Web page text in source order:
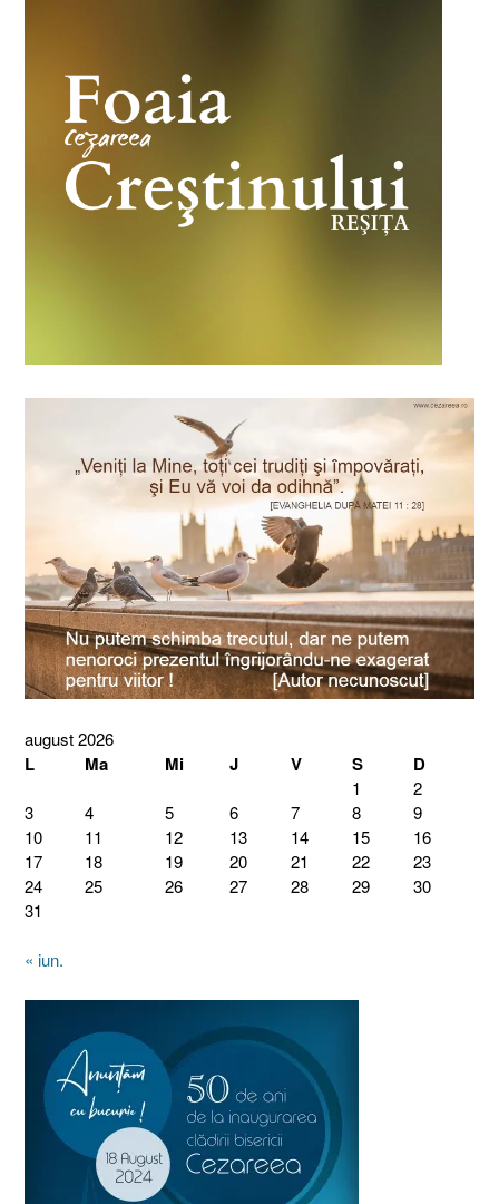
august 2026
L Ma Mi J V S D
1
2
3
4 5 6 7 8
9
10
11 12 13 14 15
16
17
18 19 20 21 22
23
24
25 26 27 28 29
30
31
« iun.